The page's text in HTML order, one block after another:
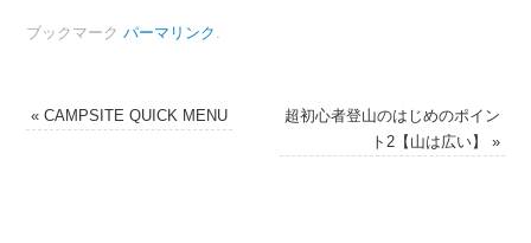
ブックマーク パーマリンク
«CAMPSITE QUICK MENU
超初心者登山のはじめのポイン
ト2【山は広い】»